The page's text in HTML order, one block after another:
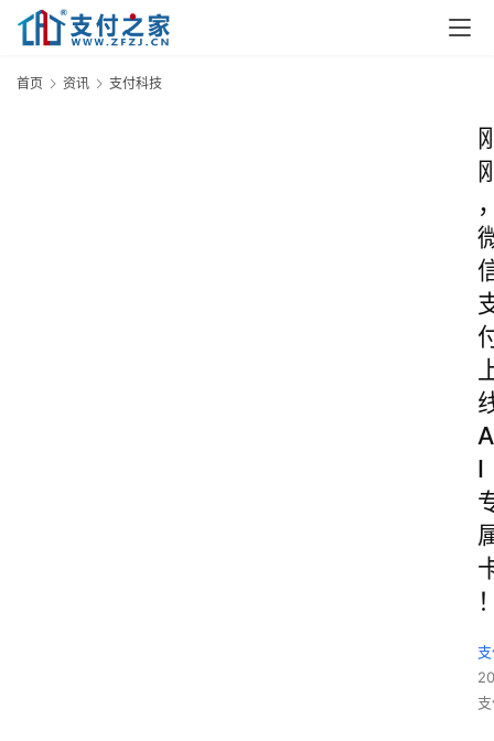
首页 资讯 支付科技
A
I